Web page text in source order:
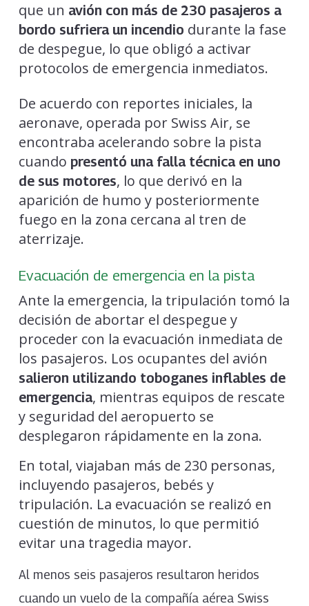
que un avión con más de 230 pasajeros a
bordo sufriera un incendio durante la fase
de despegue, lo que obligó a activar
protocolos de emergencia inmediatos.
De acuerdo con reportes iniciales, la
aeronave, operada por Swiss Air, se
encontraba acelerando sobre la pista
cuando presentó una falla técnica en uno
de sus motores, lo que derivó en la
aparición de humo y posteriormente
fuego en la zona cercana al tren de
aterrizaje.
Evacuación de emergencia en la pista
Ante la emergencia, la tripulación tomó la
decisión de abortar el despegue y
proceder con la evacuación inmediata de
los pasajeros. Los ocupantes del avión
salieron utilizando toboganes inflables de
emergencia, mientras equipos de rescate
y seguridad del aeropuerto se
desplegaron rápidamente en la zona.
En total, viajaban más de 230 personas,
incluyendo pasajeros, bebés y
tripulación. La evacuación se realizó en
cuestión de minutos, lo que permitió
evitar una tragedia mayor.
Al menos seis pasajeros resultaron heridos
cuando un vuelo de la compañía aérea Swiss